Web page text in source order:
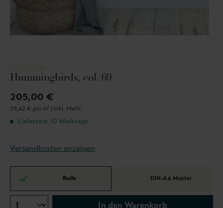
Hummingbirds, col. 69
205,00 €
39,42 € pro m² | inkl. MwSt.
Lieferzeit: 10 Werktage
Versandkosten anzeigen
Rolle DIN-A4 Muster
In den Warenkorb